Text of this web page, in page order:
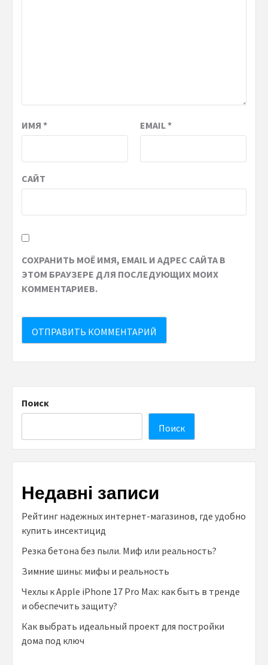
ИМЯ * EMAIL*
САЙТ
СОХРАНИТЬ МОЁ ИМЯ, EMAIL И АДРЕС САЙТА В
ЭТОМ БРАУЗЕРЕ ДЛЯ ПОСЛЕДУЮЩИХ МОИХ
КОММЕНТАРИЕВ.
Поиск
Поиск
Недавні записи
Рейтинг надежных интернет-магазинов, где удобно
купить инсектицид
Резка бетона без пыли. Миф или реальность?
Зимние шины: мифы и реальность
Чехлы к Аpple iPhone 17 Pro Max: как быть в тренде
и обеспечить защиту?
Как выбрать идеальный проект для постройки
дома под ключ